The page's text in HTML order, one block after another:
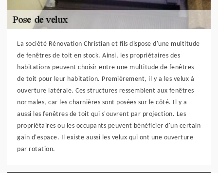
La société Rénovation Christian et fils dispose d'une multitude
de fenêtres de toit en stock. Ainsi, les propriétaires des
habitations peuvent choisir entre une multitude de fenêtres
de toit pour leur habitation. Premièrement, il y a les velux à
ouverture latérale. Ces structures ressemblent aux fenêtres
normales, car les charnières sont posées sur le côté. Il y a
aussi les fenêtres de toit qui s'ouvrent par projection. Les
propriétaires ou les occupants peuvent bénéficier d'un certain
gain d'espace. Il existe aussi les velux qui ont une ouverture
par rotation.